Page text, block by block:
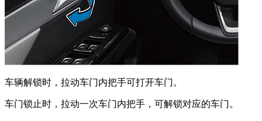
车辆解锁时，拉动车门内把手可打开车门。
车门锁止时，拉动一次车门内把手，可解锁对应的车门。